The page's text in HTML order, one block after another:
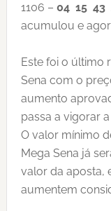
1106 – 04 15 43
acumulou e
Este foi o último
Sena com o
aumento
passa a vigorar
O valor mínimo
Mega Sena já
valor da aposta,
aumentem